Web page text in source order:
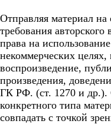
Отправляя материал на
требования авторского
права на
некоммерческих целях,
воспроизведение,
произведения,
ГК РФ. (ст. 1270 и др.).
конкретного типа
совпадать с точкой